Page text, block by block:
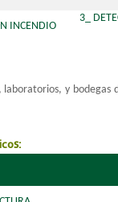
3_
laboratorios, y bodegas